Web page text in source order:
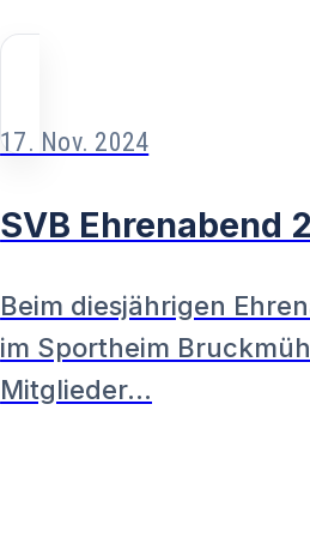
17. Nov. 2024
SVB Ehrenabend
Beim diesjährigen
im Sportheim
Mitglieder…